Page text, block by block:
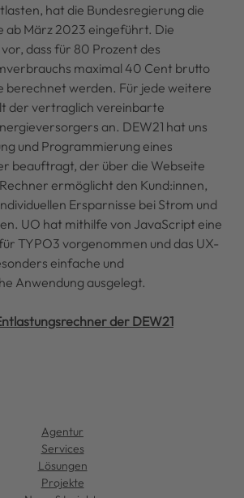
hat die Bundesregierung die
ab März 2023 eingeführt. Die
dass für 80 Prozent des
maximal 40 Cent brutto
berechnet werden. Für jede weitere
der vertraglich vereinbarte
an. DEW21 hat uns
und Programmierung eines
beauftragt, der über die Webseite
ermöglicht den Kund:innen,
Ersparnisse bei Strom und
UO hat mithilfe von JavaScript eine
TYPO3 vorgenommen und das UX-
einfache und
Anwendung ausgelegt.
der DEW21
Agentur
Services
Lösungen
Projekte